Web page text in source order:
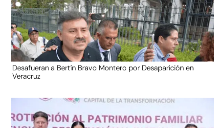
Desafueran a Bertín Bravo Montero por Desaparición en
Veracruz